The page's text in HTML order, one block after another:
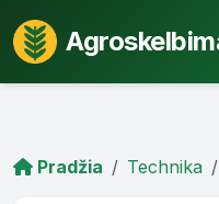
Pradžia Technika